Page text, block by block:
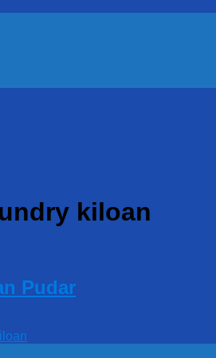
kiloan
Pudar